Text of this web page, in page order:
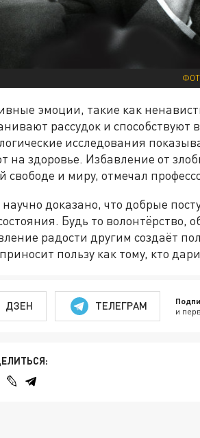
эмоции, такие как
рассудок и способствуют
исследования
на здоровье. Избавление от
свободе и миру, отмечал
доказано, что добрые
Будь то
радости другим создаёт
пользу как тому, кто
ДЗЕН ТЕЛЕГРАМ и